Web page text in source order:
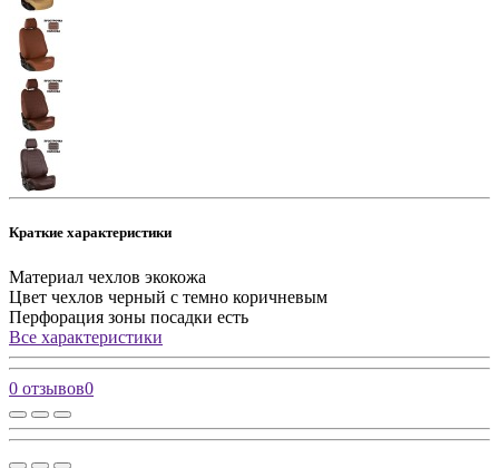
Краткие характеристики
Материал чехлов экокожа
Цвет чехлов черный с темно коричневым
Перфорация зоны посадки есть
Все характеристики
0 отзывов0